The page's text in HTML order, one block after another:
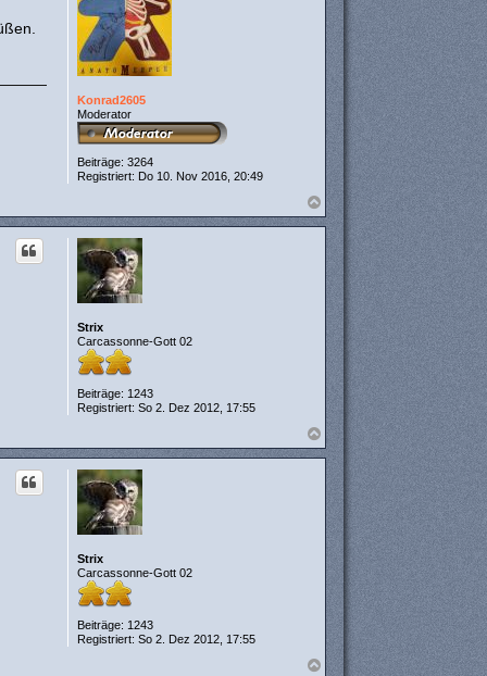
n
Konrad2605
Moderator
Beiträge: 3264
Registriert: Do 10. Nov 2016, 20:49
N
a
c
h
b
e
Strix
Carcassonne-Gott 02
Beiträge: 1243
Registriert: So 2. Dez 2012, 17:55
N
a
c
h
o
b
e
n
Strix
Carcassonne-Gott 02
Beiträge: 1243
Registriert: So 2. Dez 2012, 17:55
N